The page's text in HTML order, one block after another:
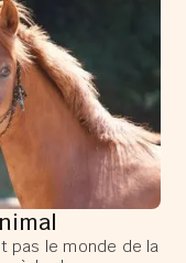
pas le monde de la